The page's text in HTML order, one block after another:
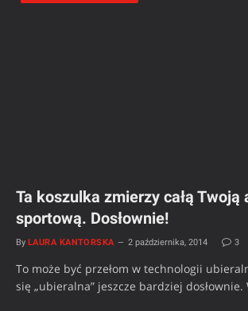
Ta koszulka zmierzy całą Twoją
sportową. Dosłownie!
By LAURA KANTORSKA 2 października, 2014 3
To może być przełom w technologii
się „ubieralna” jeszcze bardziej dosłownie.